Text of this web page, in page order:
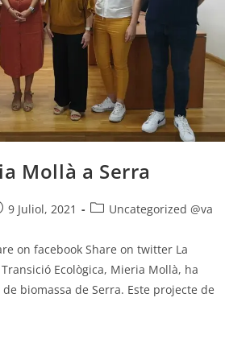
Mollà a Serra
9 Juliol, 2021 Uncategorized @va
on facebook Share on twitter La
Ecològica, Mieria Mollà, ha
biomassa de Serra. Este projecte de